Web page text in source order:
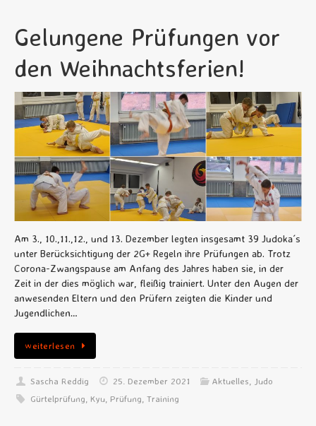
Gelungene Prüfungen vor
den Weihnachtsferien!
Am 3., 10.,11.,12., und 13. Dezember legten insgesamt 39 Judoka´s
unter Berücksichtigung der 2G+ Regeln ihre Prüfungen ab. Trotz
Corona-Zwangspause am Anfang des Jahres haben sie, in der
Zeit in der dies möglich war, fleißig trainiert. Unter den Augen der
anwesenden Eltern und den Prüfern zeigten die Kinder und
Jugendlichen…
weiterlesen
Sascha Reddig 25. Dezember 2021 Aktuelles
Judo
Gürtelprüfung Kyu, Prüfung Training